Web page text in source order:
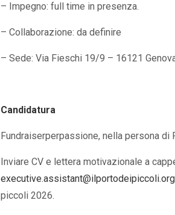
– Impegno: full time in presenza.
– Collaborazione: da definire
– Sede: Via Fieschi 19/9 – 16121
Candidatura
Fundraiserperpassione, nella persona di
Inviare CV e lettera motivazionale a
executive.assistant@ilportodeipiccoli.org
piccoli 2026.